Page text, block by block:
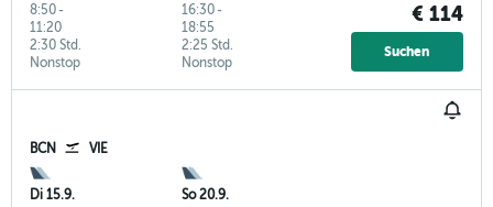
8:50-
11:20
Nonstop
2:30 Std.
16:30-
18:55
Nonstop
2:25 Std.
€ 114
Suchen
BCN VIE
Di 15.9.
So 20.9.